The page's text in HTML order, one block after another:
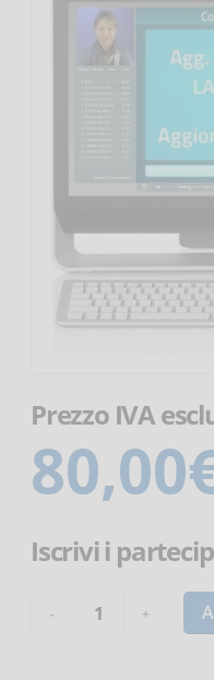
Prezzo IVA
80,00
Iscrivi i